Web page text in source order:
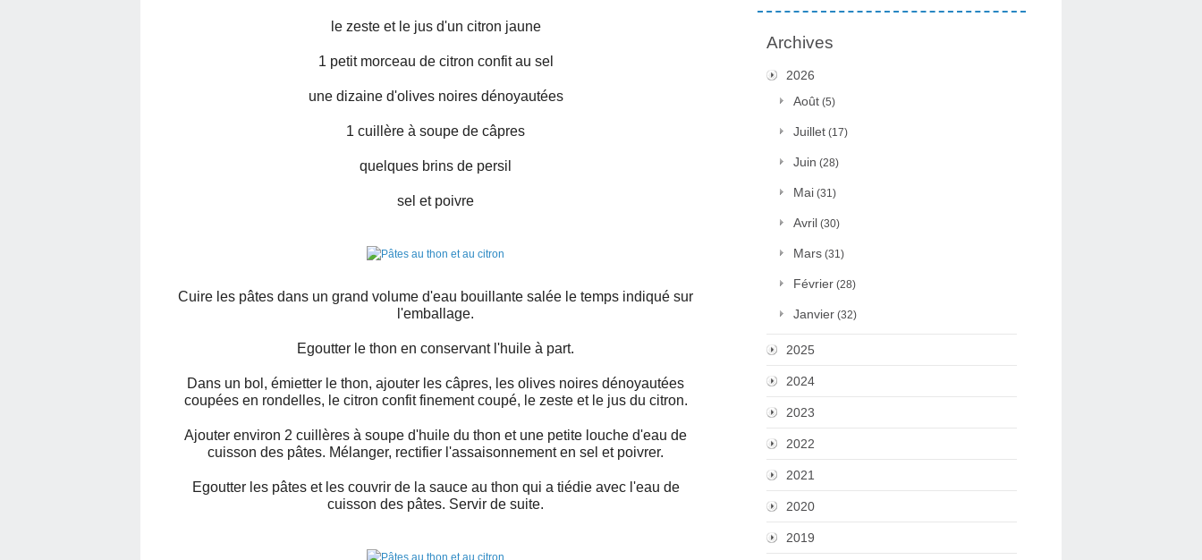
le zeste et le jus d'un citron jaune
1 petit morceau de citron confit au sel
une dizaine d'olives noires dénoyautées
1 cuillère à soupe de câpres
quelques brins de persil
sel et poivre
Cuire les pâtes dans un grand volume d'eau bouillante salée le temps indiqué sur
l'emballage.
Egoutter le thon en conservant l'huile à part.
Dans un bol, émietter le thon, ajouter les câpres, les olives noires dénoyautées
coupées en rondelles, le citron confit finement coupé, le zeste et le jus du citron.
Ajouter environ 2 cuillères à soupe d'huile du thon et une petite louche d'eau de
cuisson des pâtes. Mélanger, rectifier l'assaisonnement en sel et poivrer.
Egoutter les pâtes et les couvrir de la sauce au thon qui a tiédie avec l'eau de
cuisson des pâtes. Servir de suite.
Archives
2026
Août (5)
Juillet (17)
Juin (28)
Mai (31)
Avril (30)
Mars (31)
Février (28)
Janvier (32)
2025
2024
2023
2022
2021
2020
2019